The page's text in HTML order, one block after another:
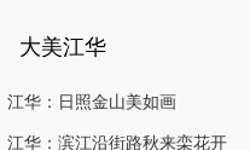
大美江华
江华：日照金山美如画
江华：滨江沿街路秋来栾花开